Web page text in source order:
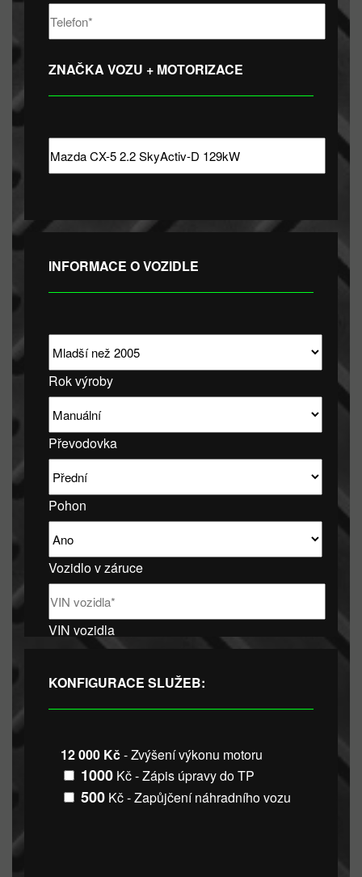
ZNAČKA VOZU + MOTORIZACE
INFORMACE O VOZIDLE
Rok výroby
Převodovka
Pohon
Vozidlo v záruce
VIN vozidla
KONFIGURACE SLUŽEB:
12 000 Kč- Zvýšení výkonu motoru
1000 Kč - Zápis úpravy do TP
500 Kč - Zapůjčení náhradního vozu